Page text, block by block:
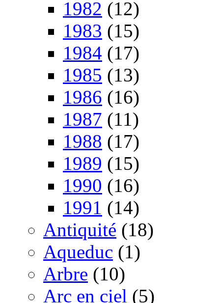
1982 (12)
1983 (15)
1984 (17)
1985 (13)
1986 (16)
1987 (11)
1988 (17)
1989 (15)
1990 (16)
1991 (14)
Antiquité (18)
Aqueduc (1)
Arbre (10)
Arc en ciel (5)